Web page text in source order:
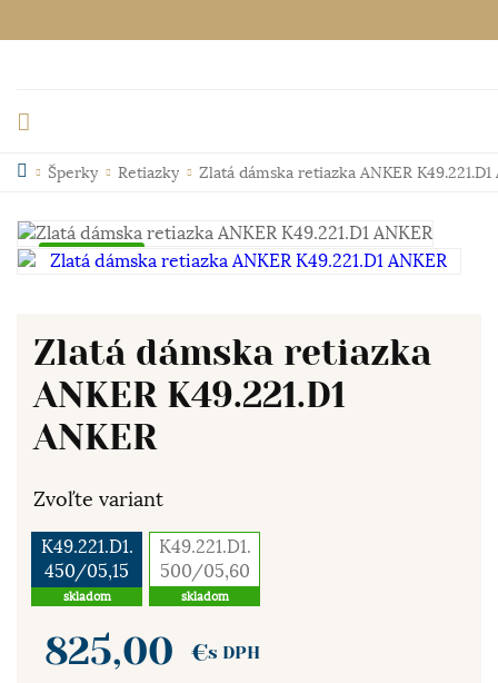
Šperky Retiazky Zlatá dámska retiazka ANKER K49.221.D1
Skladom
Zlatá dámska retiazka
ANKER K49.221.D1
ANKER
Zvoľte variant
K49.221.D1.
450/05,15
skladom
K49.221.D1.
500/05,60
skladom
825,00 €s DPH